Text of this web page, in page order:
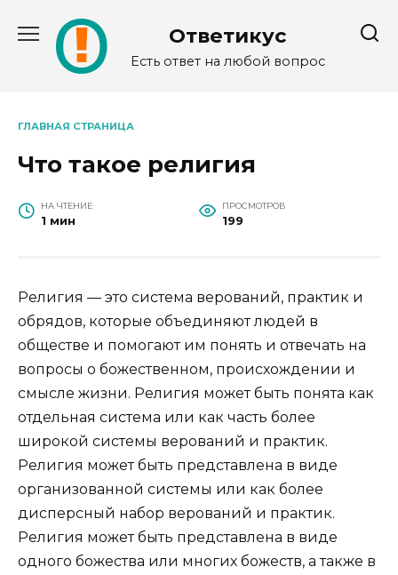
содержанию
Ответикус
Есть ответ на любой вопрос
ГЛАВНАЯ СТРАНИЦА
Что такое религия
НА ЧТЕНИЕ
1 мин
ПРОСМОТРОВ
199
Религия — это система верований, практик и
обрядов, которые объединяют людей в
обществе и помогают им понять и отвечать на
вопросы о божественном, происхождении и
смысле жизни. Религия может быть понята как
отдельная система или как часть более
широкой системы верований и практик.
Религия может быть представлена в виде
организованной системы или как более
дисперсный набор верований и практик.
Религия может быть представлена в виде
одного божества или многих божеств, а также в